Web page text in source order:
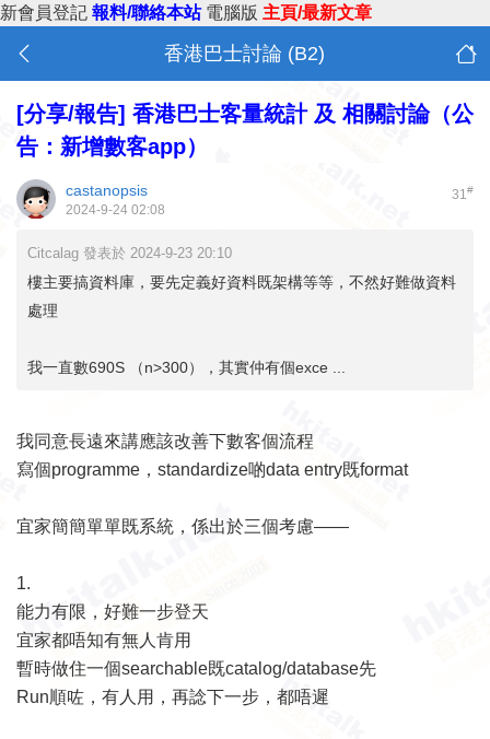
新會員登記 報料/聯絡本站 電腦版 主頁/最新文章
香港巴士討論 (B2)
[分享/報告] 香港巴士客量統計 及 相關討論（公
告：新增數客app）
31#
castanopsis
2024-9-24 02:08
Citcalag 發表於 2024-9-23 20:10
樓主要搞資料庫，要先定義好資料既架構等等，不然好難做資料
處理
我一直數690S （n>300），其實仲有個exce ...
我同意長遠來講應該改善下數客個流程
寫個programme，standardize啲data entry既format
宜家簡簡單單既系統，係出於三個考慮——
1.
能力有限，好難一步登天
宜家都唔知有無人肯用
暫時做住一個searchable既catalog/database先
Run順咗，有人用，再諗下一步，都唔遲